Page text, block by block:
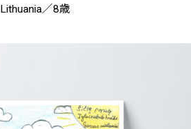
Lithuania／8歳